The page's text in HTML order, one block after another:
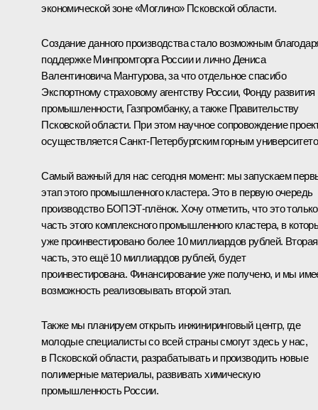
экономической зоне «Моглино» Псковской области.
Создание данного производства стало возможным
поддержке Минпромторга России и лично Дениса
Валентиновича Мантурова, за что отдельное спасибо
Экспортному страховому агентству России, Фонду развития
промышленности, Газпромбанку, а также Правительству
Псковской области. При этом научное сопровождение
осуществляется Санкт-Петербургским горным
Самый важный для нас сегодня момент: мы запускаем
этап этого промышленного кластера. Это в первую очередь
производство БОПЭТ-плёнок. Хочу отметить, что это только
часть этого комплексного промышленного кластера, в
уже проинвестировано более 10 миллиардов рублей. Вторая
часть, это ещё 10 миллиардов рублей, будет
проинвестирована. Финансирование уже получено, и мы
возможность реализовывать второй этап.
Также мы планируем открыть инжиниринговый центр, где
молодые специалисты со всей страны смогут здесь у нас,
в Псковской области, разрабатывать и производить новые
полимерные материалы, развивать химическую
промышленность России.